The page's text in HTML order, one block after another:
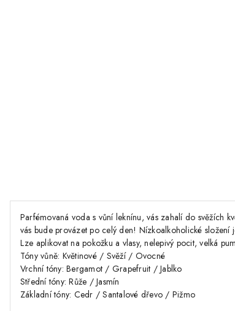
Parfémovaná voda s vůní leknínu, vás zahalí do svěžích
vás bude provázet po celý den! Nízkoalkoholické
Lze aplikovat na pokožku a vlasy, nelepivý pocit, velká
Tóny vůně: Květinové / Svěží / Ovocné
Vrchní tóny: Bergamot / Grapefruit / Jablko
Střední tóny: Růže / Jasmín
Základní tóny: Cedr / Santalové dřevo / Pižmo